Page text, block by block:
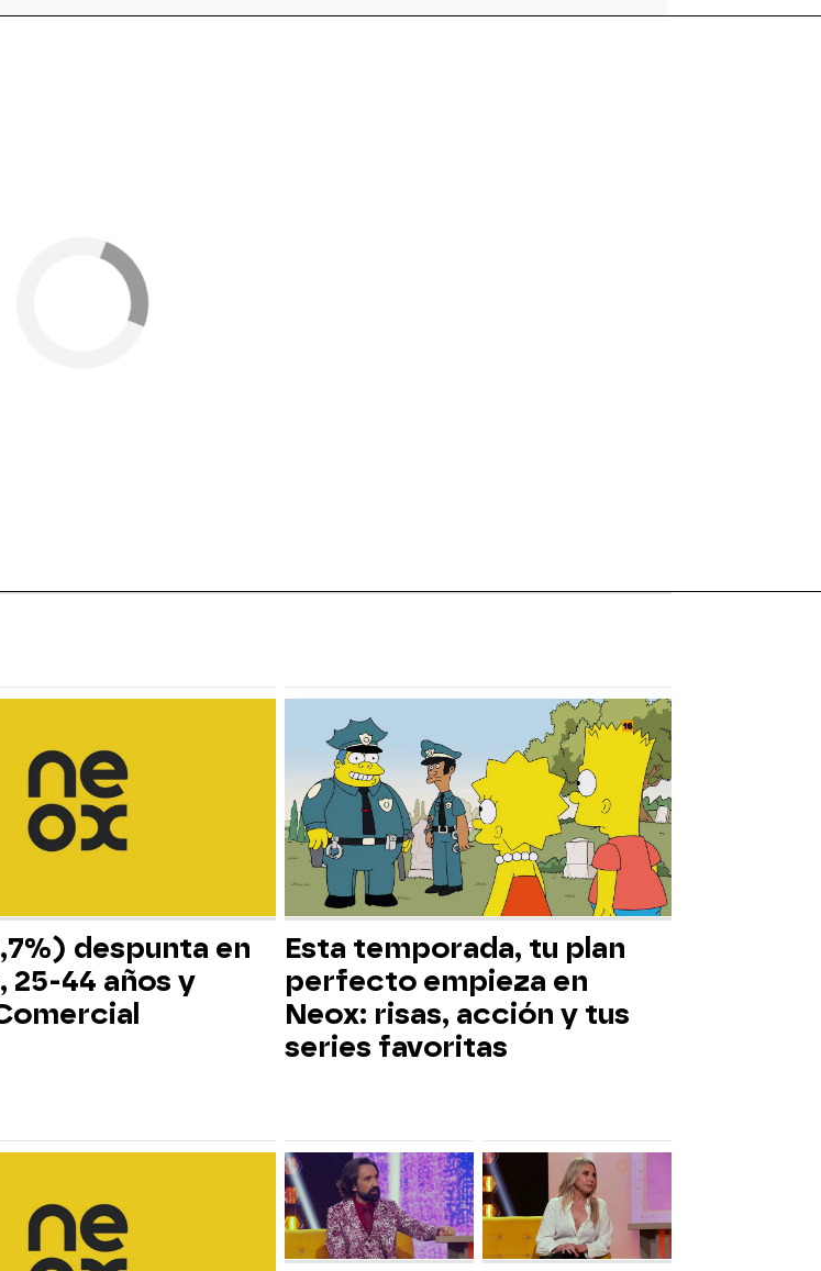
despunta en
25-44 años y
Esta temporada, tu plan
perfecto empieza en
Neox: risas, acción y tus
series favoritas